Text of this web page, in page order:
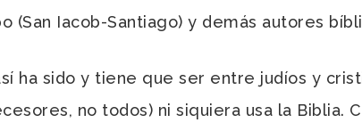
(San Iacob-Santiago) y demás autores
ha sido y tiene que ser entre judíos y
no todos) ni siquiera usa la